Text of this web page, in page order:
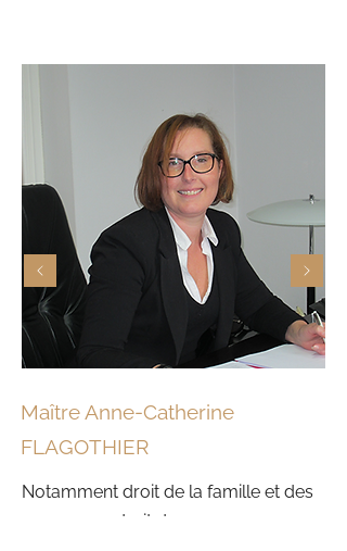
Maître Anne-Catherine
FLAGOTHIER
Notamment droit de la famille et des
personnes, droit des assurances,